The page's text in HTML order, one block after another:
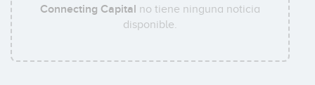
Connecting Capital no tiene ninguna noticia
disponible.